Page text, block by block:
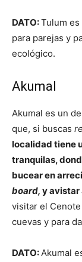
DATO:Tulum
para parejas y
ecológico.
Akumal
Akumal es un
que, si buscas
localidad tiene
tranquilas,
bucear en
board, y avistar
visitar el
cuevas y para
DATO:Akumal